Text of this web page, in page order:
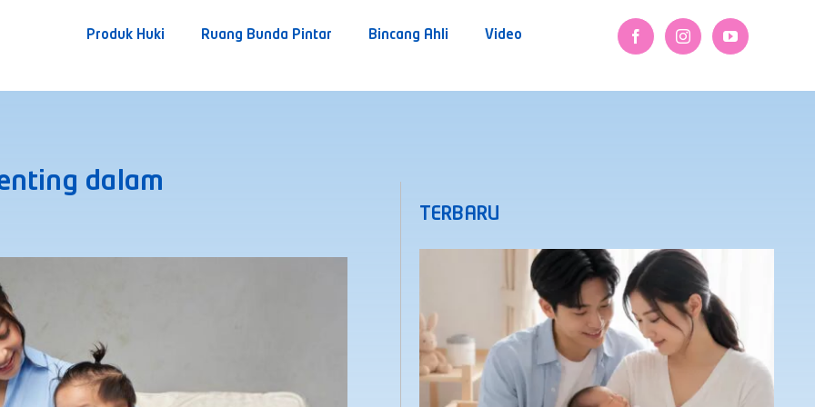
Produk Huki Ruang Bunda Pintar Bincang Ahli Video
dalam
TERBARU